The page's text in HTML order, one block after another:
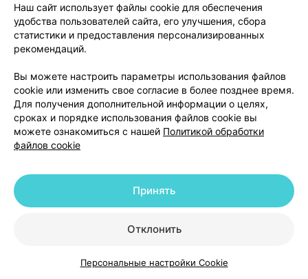
КаталогКорзинаИзбранноеПрофиль
Дети (от 4 до 12 лет)
После однократного перорального приема (20 мг /
кг) у детей с эпилепсией (от 6 до 12 лет) период
полувыведения леветирацетама составил 6,0
часов. Клиренс с поправкой на массу тела был
примерно на 30% выше, чем у взрослых с
эпилепсией.
После повторного перорального приема дозы (от
4 до 12 лет) леветирацетам быстро всасывался.
Пиковая концентрация в плазме наблюдалась
Наблюдалось линейное и пропорциональное
площади под кривой. Период полувыведения
Наш сайт использует файлы cookie для обеспечения
удобства пользователей сайта, его улучшения, сбора
статистики и предоставления персонализированных
рекомендаций.
Вы можете настроить параметры использования файлов
cookie или изменить свое согласие в более позднее время.
Для получения дополнительной информации о целях,
сроках и порядке использования файлов cookie вы
можете ознакомиться с нашей Политикой обработки
файлов cookie
Отклонить
Принять
Персональные настройки Cookie